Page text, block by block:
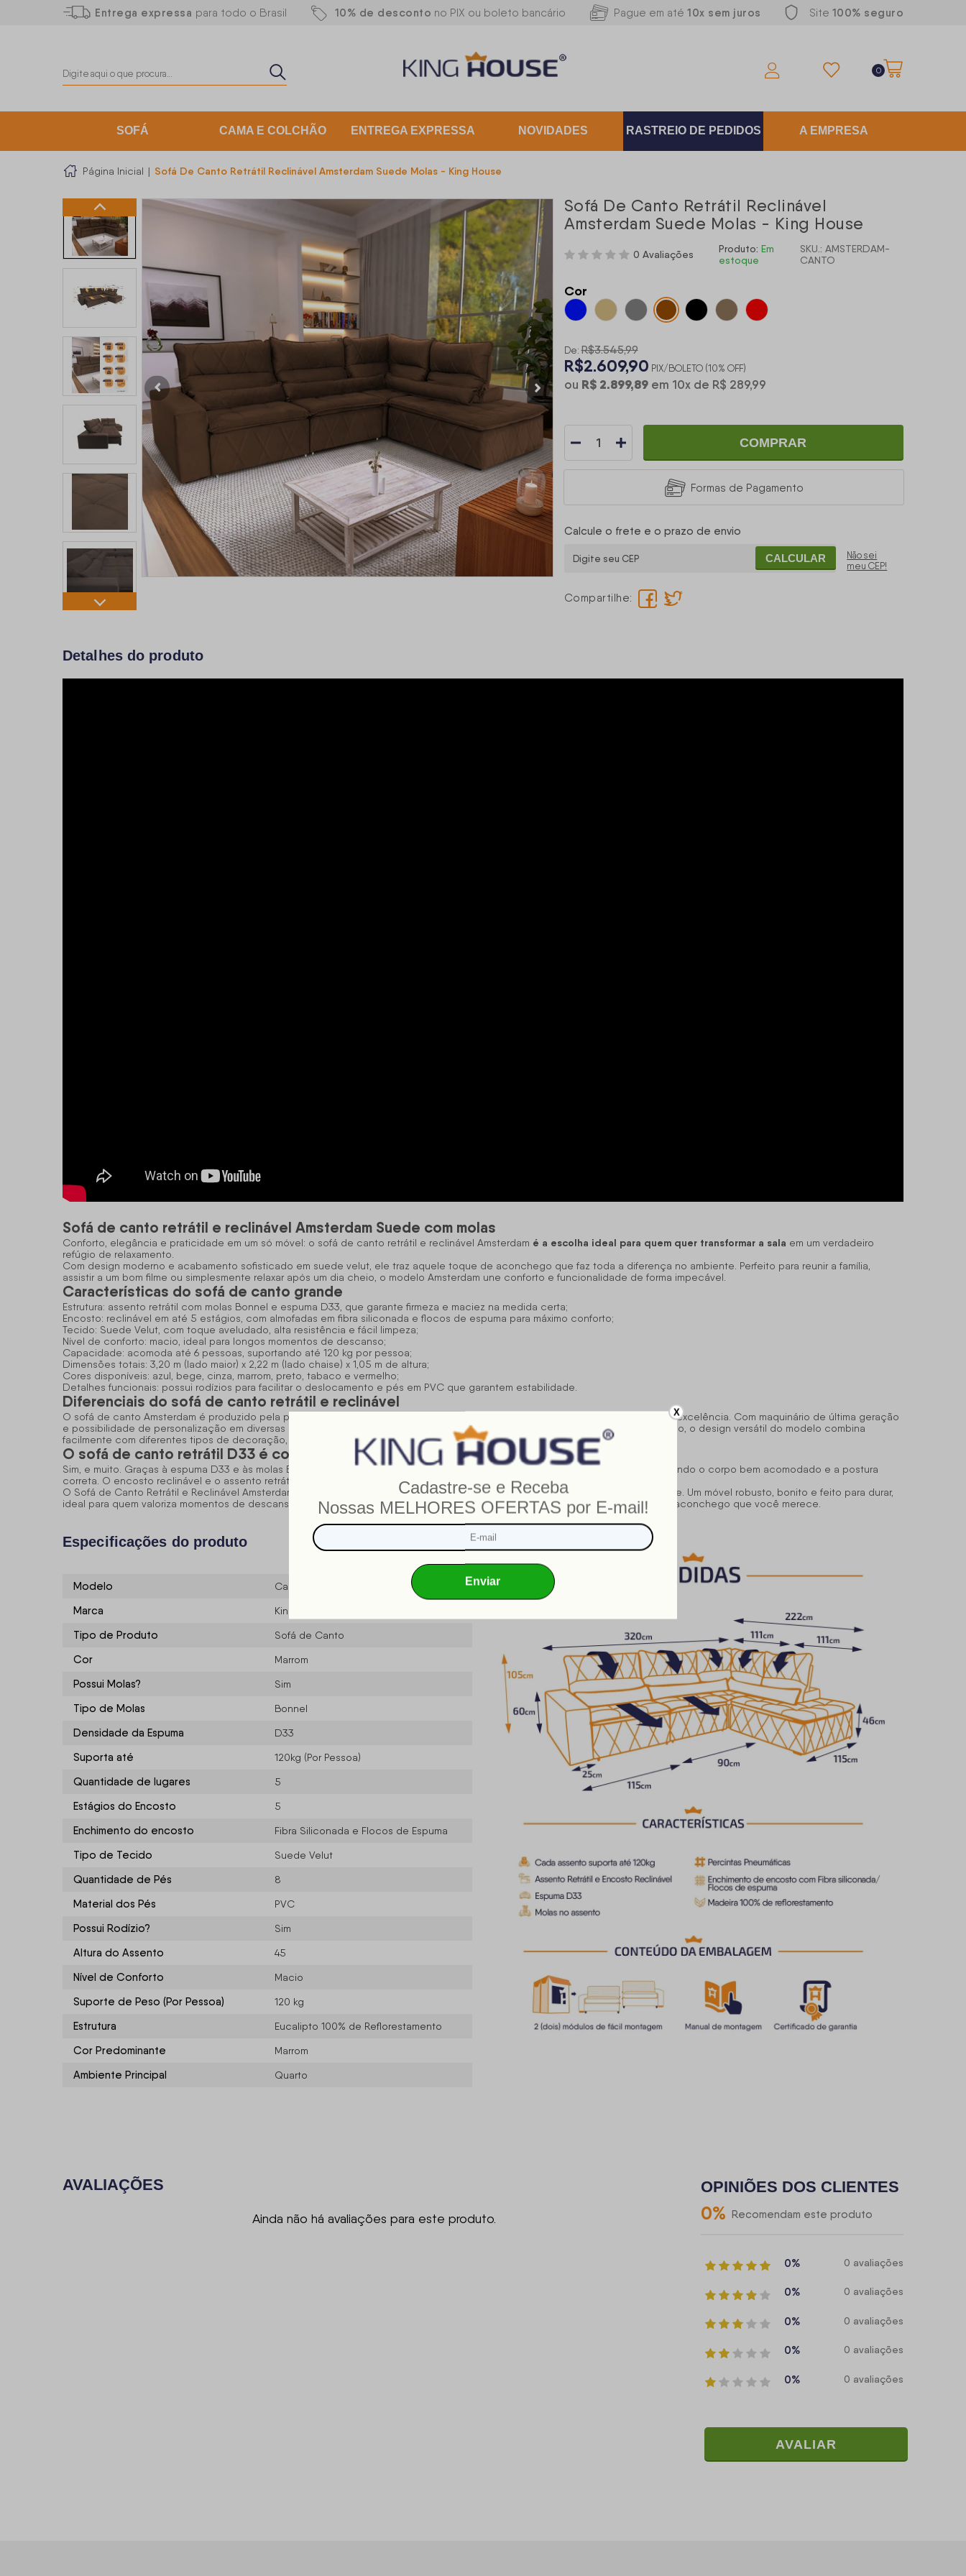
Entrega expressa para todo o Brasil 10% de desconto no PIX ou boleto bancário Pague em até 10x sem juros Site 100% seguro
0
SOFÁ CAMA E COLCHÃO ENTREGA EXPRESSA NOVIDADES RASTREIO DE PEDIDOS A EMPRESA
Página Inicial | Sofá De Canto Retrátil Reclinável Amsterdam Suede Molas - King House
Sofá De Canto Retrátil Reclinável
Amsterdam Suede Molas - King House
0 Avaliações Produto: Em
estoque
SKU.: AMSTERDAM-
CANTO
Cor
De: R$3.545,99
R$2.609,90 PIX/BOLETO (10% OFF)
ou R$ 2.899,89em 10xde R$ 289,99
COMPRAR
Formas de Pagamento
Calcule o frete e o prazo de envio
CALCULAR
Não sei
meu CEP!
Compartilhe:
Detalhes do produto
Sofá de canto retrátil e reclinável Amsterdam Suede com molas
Conforto, elegância e praticidade em um só móvel: o sofá de canto retrátil e reclinável Amsterdam é a escolha ideal para quem quer transformar a sala em um verdadeiro
refúgio de relaxamento.
Com design moderno e acabamento sofisticado em suede velut, ele traz aquele toque de aconchego que faz toda a diferença no ambiente. Perfeito para reunir a família,
assistir a um bom filme ou simplesmente relaxar após um dia cheio, o modelo Amsterdam une conforto e funcionalidade de forma impecável.
Características do sofá de canto grande
Estrutura: assento retrátil com molas Bonnel e espuma D33, que garante firmeza e maciez na medida certa;
Encosto: reclinável em até 5 estágios, com almofadas em fibra siliconada e flocos de espuma para máximo conforto;
Tecido: Suede Velut, com toque aveludado, alta resistência e fácil limpeza;
Nível de conforto: macio, ideal para longos momentos de descanso;
Capacidade: acomoda até 6 pessoas, suportando até 120 kg por pessoa;
Dimensões totais: 3,20 m (lado maior) x 2,22 m (lado chaise) x 1,05 m de altura;
Cores disponíveis: azul, bege, cinza, marrom, preto, tabaco e vermelho;
Detalhes funcionais: possui rodízios para facilitar o deslocamento e pés em PVC que garantem estabilidade.
Diferenciais do sofá de canto retrátil e reclinável
O sofá de canto Amsterdam é produzido pela própria King House, o que assegura controle total de qualidade e acabamento de excelência. Com maquinário de última geração
e possibilidade de personalização em diversas medidas e cores, ele
se adapta perfeitamente ao seu espaço e estilo
. Além disso, o design versátil do modelo combina
facilmente com diferentes tipos de decoração, valorizando o ambiente com um toque contemporâneo e sofisticado.
O sofá de canto retrátil D33 é confortável?
Sim, e muito. Graças à espuma D33 e às molas Bonnel, o Sofá Amsterdam oferece o equilíbrio ideal entre firmeza e maciez, mantendo o corpo bem acomodado e a postura
correta. O encosto reclinável e o assento retrátil elevam o conforto a outro nível — é quase como ter uma cama na sala.
O Sofá de Canto Retrátil e Reclinável Amsterdam Suede com molas é a combinação perfeita de conforto, elegância e praticidade. Um móvel robusto, bonito e feito para durar,
ideal para quem valoriza momentos de descanso com estilo. Renove sua sala com o melhor da King House e desfrute de todo o aconchego que você merece.
Especificações do produto
Modelo Canto Amsterdam
Marca King House ®
Tipo de Produto Sofá de Canto
Cor Marrom
Possui Molas? Sim
Tipo de Molas Bonnel
Densidade da Espuma D33
Suporta até 120kg (Por Pessoa)
Quantidade de lugares 5
Estágios do Encosto 5
Enchimento do encosto Fibra Siliconada e Flocos de Espuma
Tipo de Tecido Suede Velut
Quantidade de Pés 8
Material dos Pés PVC
Possui Rodízio? Sim
Altura do Assento 45
Nível de Conforto Macio
Suporte de Peso (Por Pessoa) 120 kg
Estrutura Eucalipto 100% de Reflorestamento
Cor Predominante Marrom
Ambiente Principal Quarto
AVALIAÇÕES
Ainda não há avaliações para este produto.
OPINIÕES DOS CLIENTES
0% Recomendam este produto
0% 0 avaliações
0% 0 avaliações
0% 0 avaliações
0% 0 avaliações
0% 0 avaliações
AVALIAR
X